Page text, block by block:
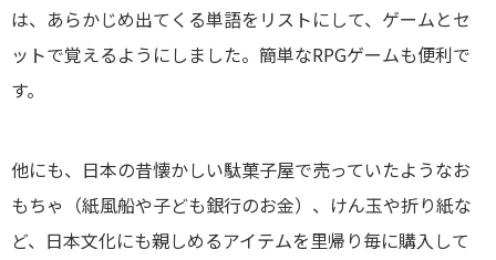
は、あらかじめ出てくる単語をリストにして、ゲームとセ
ットで覚えるようにしました。簡単なRPGゲームも便利で
す。
他にも、日本の昔懐かしい駄菓子屋で売っていたようなお
もちゃ（紙風船や子ども銀行のお金）、けん玉や折り紙な
ど、日本文化にも親しめるアイテムを里帰り毎に購入して